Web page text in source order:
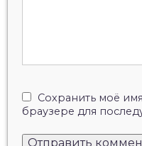
Сохранить моё
браузере для